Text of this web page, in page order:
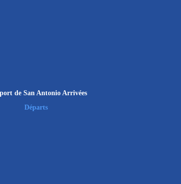
de San Antonio Arrivées
Départs